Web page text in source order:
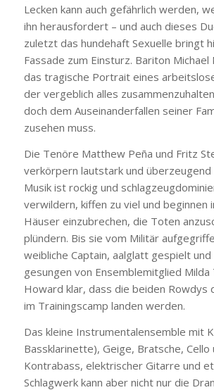
Lecken kann auch gefährlich werden,
ihn herausfordert – und auch dieses
zuletzt das hundehaft Sexuelle bringt
Fassade zum Einsturz. Bariton
das tragische Portrait eines
der vergeblich alles
doch dem Auseinanderfallen seiner
zusehen muss.
Die Tenöre Matthew Peña und Fritz
verkörpern lautstark und überzeugend
Musik ist rockig und
verwildern, kiffen zu viel und beginnen
Häuser einzubrechen, die Toten
plündern. Bis sie vom Militär
weibliche Captain, aalglatt gespielt und
gesungen von Ensemblemitglied
Howard klar, dass die beiden Rowdys
im Trainingscamp landen werden.
Das kleine Instrumentalensemble mit
Bassklarinette), Geige, Bratsche, Cello
Kontrabass, elektrischer Gitarre und
Schlagwerk kann aber nicht nur die